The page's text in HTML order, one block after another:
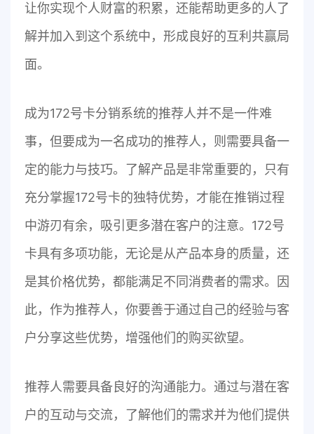
让你实现个人财富的积累，还能帮助更多的人了
解并加入到这个系统中，形成良好的互利共赢局
面。
成为172号卡分销系统的推荐人并不是一件难
事，但要成为一名成功的推荐人，则需要具备一
定的能力与技巧。了解产品是非常重要的，只有
充分掌握172号卡的独特优势，才能在推销过程
中游刃有余，吸引更多潜在客户的注意。172号
卡具有多项功能，无论是从产品本身的质量，还
是其价格优势，都能满足不同消费者的需求。因
此，作为推荐人，你要善于通过自己的经验与客
户分享这些优势，增强他们的购买欲望。
推荐人需要具备良好的沟通能力。通过与潜在客
户的互动与交流，了解他们的需求并为他们提供